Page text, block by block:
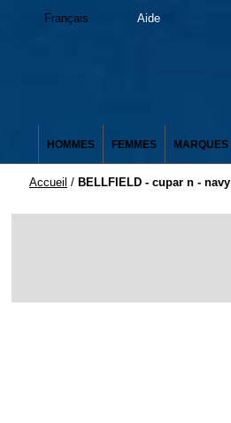
Français Aide
HOMMES FEMMES MARQUES
Accueil / BELLFIELD - cupar n - navy